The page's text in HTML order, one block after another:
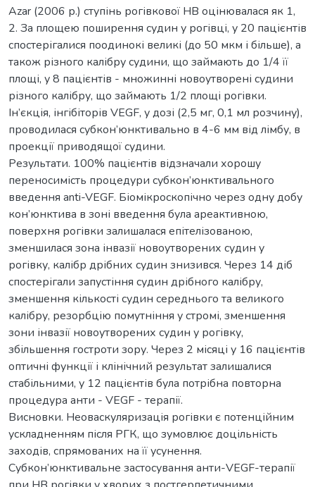
Azar (2006 р.) ступінь рогівкової НВ оцінювалася як 1,
2. За площею поширення судин у рогівці, у 20 пацієнтів
спостерігалися поодинокі великі (до 50 мкм і більше), а
також різного калібру судини, що займають до 1/4 її
площі, у 8 пацієнтів - множинні новоутворені судини
різного калібру, що займають 1/2 площі рогівки.
Ін’єкція, інгібіторів VEGF, у дозі (2,5 мг, 0,1 мл розчину),
проводилася субкон’юнктивально в 4-6 мм від лімбу, в
проекції приводящої судини.
Результати. 100% пацієнтів відзначали хорошу
переносимість процедури субкон’юнктивального
введення anti-VEGF. Біомікроскопічно через одну добу
кон’юнктива в зоні введення була ареактивною,
поверхня рогівки залишалася епітелізованою,
зменшилася зона інвазії новоутворених судин у
рогівку, калібр дрібних судин знизився. Через 14 діб
спостерігали запустіння судин дрібного калібру,
зменшення кількості судин середнього та великого
калібру, резорбцію помутніння у стромі, зменшення
зони інвазії новоутворених судин у рогівку,
збільшення гостроти зору. Через 2 місяці у 16 пацієнтів
оптичні функції і клінічний результат залишалися
стабільними, у 12 пацієнтів була потрібна повторна
процедура анти - VEGF - терапії.
Висновки. Неоваскуляризація рогівки є потенційним
ускладненням після РГК, що зумовлює доцільність
заходів, спрямованих на її усунення.
Субкон’юнктивальне застосування анти-VEGF-терапії